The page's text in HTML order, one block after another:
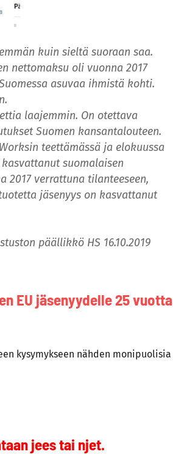
kuin sieltä suoraan saa.
nettomaksu oli vuonna 2017
asuvaa ihmistä kohti.
laajemmin. On otettava
Suomen kansantalouteen.
teettämässä ja elokuussa
suomalaisen
2017 verrattuna tilanteeseen,
jäsenyys on kasvattanut
päällikkö HS 16.10.2019
EU jäsenyydelle 25 vuotta
kysymykseen nähden monipuolisia
jees tai njet.